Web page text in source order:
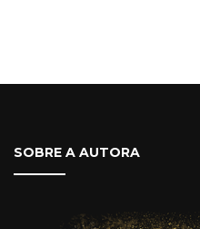
SOBRE A AUTORA